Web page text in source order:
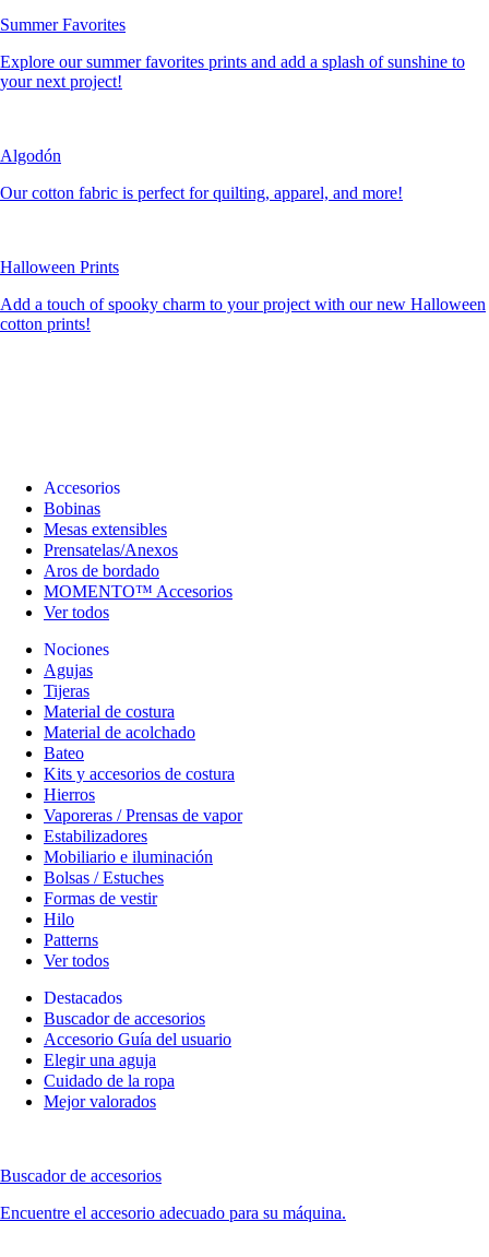
Summer Favorites
Explore our summer favorites prints and add a splash of sunshine to
your next project!
Algodón
Our cotton fabric is perfect for quilting, apparel, and more!
Halloween Prints
Add a touch of spooky charm to your project with our new Halloween
cotton prints!
Accesorios
Bobinas
Mesas extensibles
Prensatelas/Anexos
Aros de bordado
MOMENTO™ Accesorios
Ver todos
Nociones
Agujas
Tijeras
Material de costura
Material de acolchado
Bateo
Kits y accesorios de costura
Hierros
Vaporeras / Prensas de vapor
Estabilizadores
Mobiliario e iluminación
Bolsas / Estuches
Formas de vestir
Hilo
Patterns
Ver todos
Destacados
Buscador de accesorios
Accesorio Guía del usuario
Elegir una aguja
Cuidado de la ropa
Mejor valorados
Buscador de accesorios
Encuentre el accesorio adecuado para su máquina.